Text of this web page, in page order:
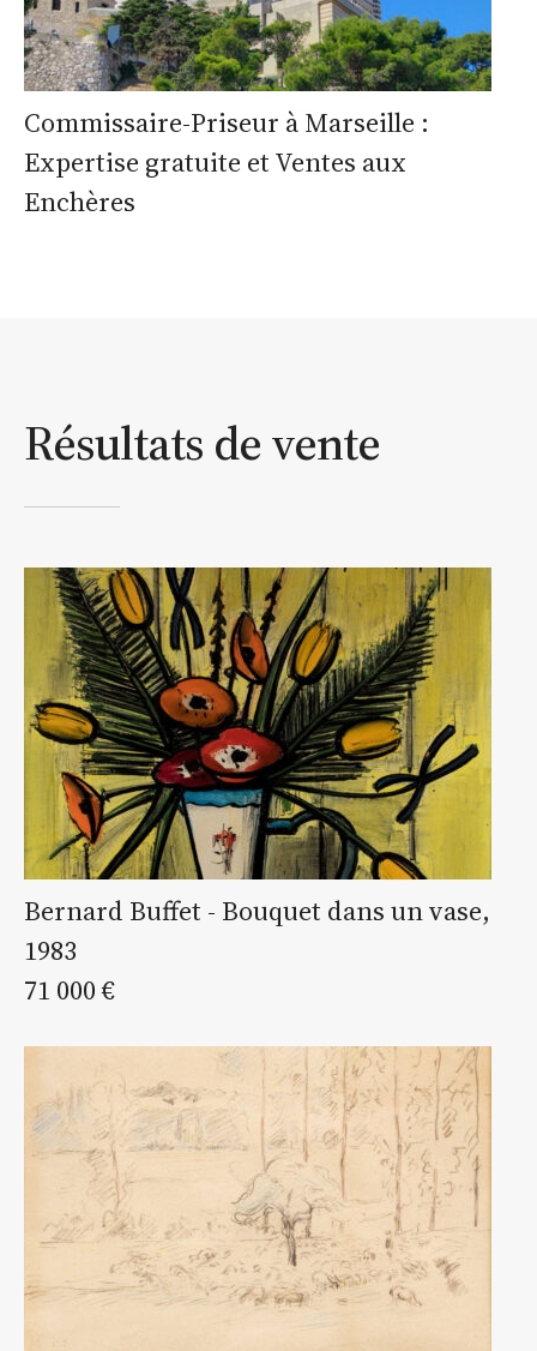
Commissaire-Priseur à Marseille :
Expertise gratuite et Ventes aux
Enchères
Résultats de vente
Bernard Buffet - Bouquet dans un vase,
1983
71 000 €